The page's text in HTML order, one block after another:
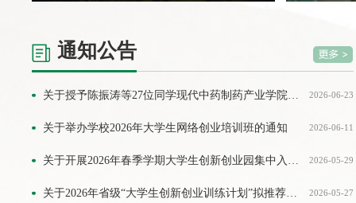
通知公告
2026-06-23
关于授予陈振涛等27位同学现代中药制药产业学院荣誉学位的决定
2026-06-11
关于举办学校2026年大学生网络创业培训班的通知
2026-05-29
关于开展2026年春季学期大学生创新创业园集中入驻申报工作的通知
2026-05-27
关于2026年省级“大学生创新创业训练计划”拟推荐立项项目的公示